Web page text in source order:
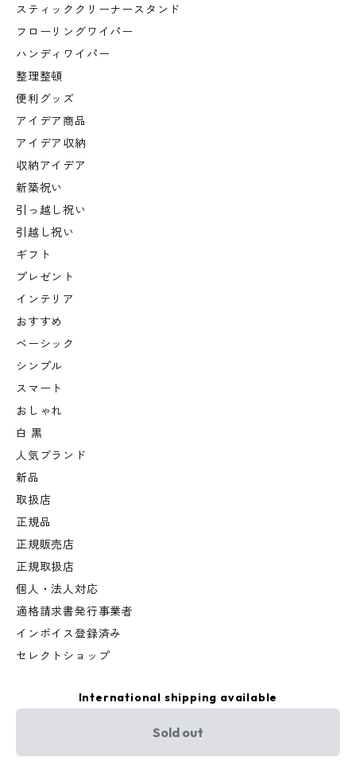
スティッククリーナースタンド
フローリングワイパー
ハンディワイパー
整理整頓
便利グッズ
アイデア商品
アイデア収納
収納アイデア
新築祝い
引っ越し祝い
引越し祝い
ギフト
プレゼント
インテリア
おすすめ
ベーシック
シンプル
スマート
おしゃれ
白 黒
人気ブランド
新品
取扱店
正規品
正規販売店
正規取扱店
個人・法人対応
適格請求書発行事業者
インボイス登録済み
セレクトショップ
International shipping available
Sold out